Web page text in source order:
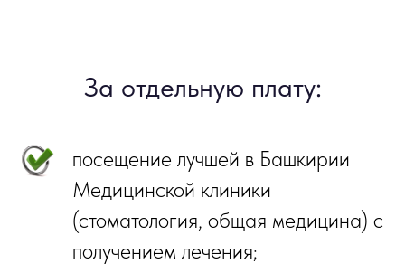
За отдельную плату:
посещение лучшей в Башкирии
Медицинской клиники
(стоматология, общая медицина) с
получением лечения;